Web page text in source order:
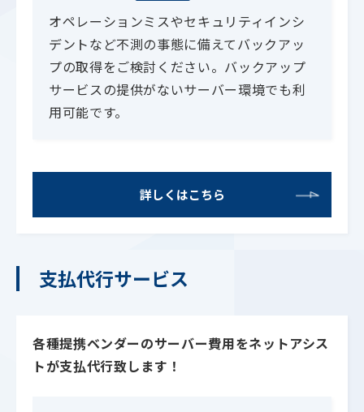
オペレーションミスやセキュリティインシ
デントなど不測の事態に備えてバックアッ
プの取得をご検討ください。バックアップ
サービスの提供がないサーバー環境でも利
用可能です。
詳しくはこちら
支払代行サービス
各種提携ベンダーのサーバー費用をネットアシス
トが支払代行致します！